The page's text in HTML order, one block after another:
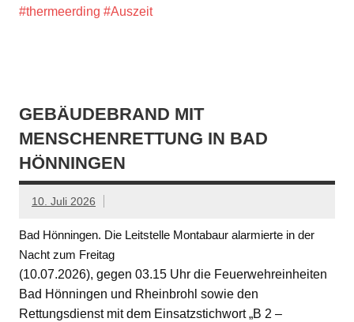
#thermeerding #Auszeit
GEBÄUDEBRAND MIT
MENSCHENRETTUNG IN BAD
HÖNNINGEN
10. Juli 2026
Bad Hönningen. Die Leitstelle Montabaur alarmierte in der
Nacht zum Freitag
(10.07.2026), gegen 03.15 Uhr die Feuerwehreinheiten
Bad Hönningen und Rheinbrohl sowie den
Rettungsdienst mit dem Einsatzstichwort „B 2 –